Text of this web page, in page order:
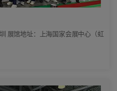
展馆地址：上海国家会展中心（虹